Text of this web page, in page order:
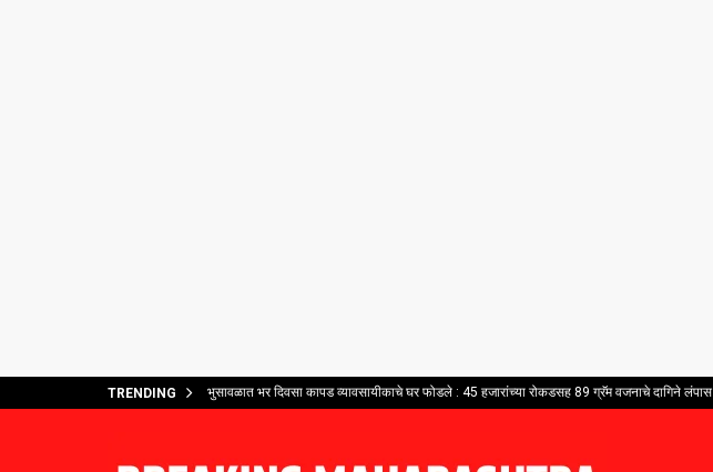
TRENDING भुसावळात भर दिवसा कापड व्यावसायीकाचे घर फोडले : 45 हजारांच्या रोकडसह 89 ग्रॅम वजनाचे दागिने लंपास